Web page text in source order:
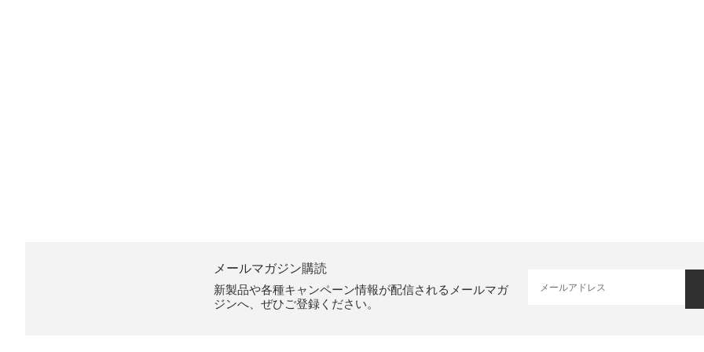
メールマガジン購読
新製品や各種キャンペーン情報が配信されるメールマガ
ジンへ、ぜひご登録ください。